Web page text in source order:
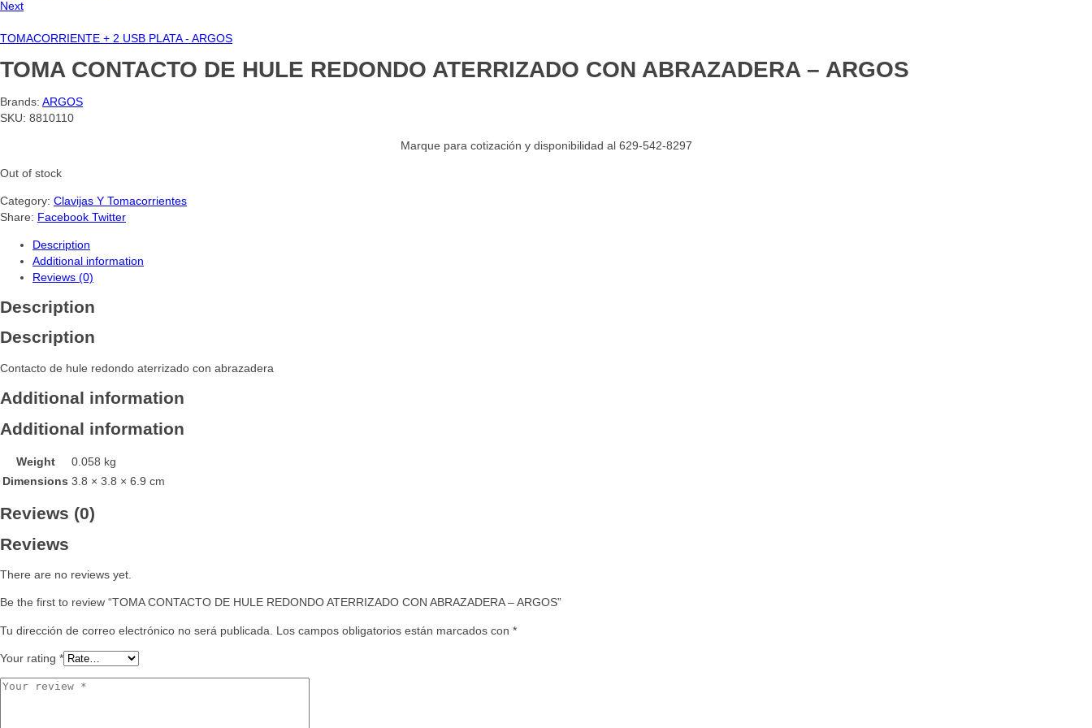
Next
TOMACORRIENTE + 2 USB PLATA - ARGOS
TOMA CONTACTO DE HULE REDONDO ATERRIZADO CON ABRAZADERA – ARGOS
Brands: ARGOS
SKU: 8810110
Marque para cotización y disponibilidad al 629-542-8297
Out of stock
Category: Clavijas Y Tomacorrientes
Share: Facebook Twitter
Description
Additional information
Reviews (0)
Description
Description
Contacto de hule redondo aterrizado con abrazadera
Additional information
Additional information
Weight
0.058 kg
Dimensions 3.8 × 3.8 × 6.9 cm
Reviews (0)
Reviews
There are no reviews yet.
Be the first to review “TOMA CONTACTO DE HULE REDONDO ATERRIZADO CON ABRAZADERA – ARGOS”
Tu dirección de correo electrónico no será publicada. Los campos obligatorios están marcados con *
Your rating *